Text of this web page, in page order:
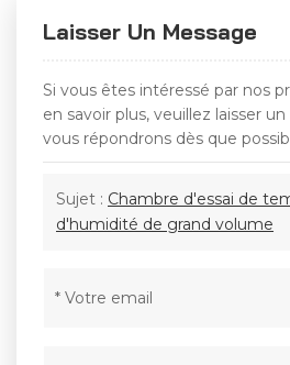
Laisser Un Message
Si vous êtes intéressé par nos
en savoir plus, veuillez laisser
vous répondrons dès que
Sujet : Chambre d'essai de
d'humidité de grand volume